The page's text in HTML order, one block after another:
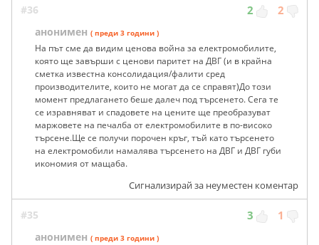
#36 2 2
анонимен ( преди 3 години )
На път сме да видим ценова война за електромобилите,
която ще завърши с ценови паритет на ДВГ (и в крайна
сметка известна консолидация/фалити сред
производителите, които не могат да се справят)До този
момент предлагането беше далеч под търсенето. Сега те
се изравняват и спадовете на цените ще преобразуват
маржовете на печалба от електромобилите в по-високо
търсене.Ще се получи порочен кръг, тъй като търсенето
на електромобили намалява търсенето на ДВГ и ДВГ губи
икономия от мащаба.
Сигнализирай за неуместен коментар
#35 3 1
анонимен ( преди 3 години )